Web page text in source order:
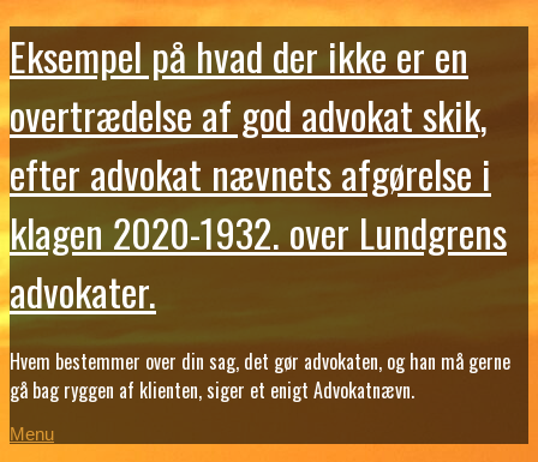
Eksempel på hvad der ikke er en
overtrædelse af god advokat skik,
efter advokat nævnets afgørelse i
klagen 2020-1932. over Lundgrens
advokater.
Hvem bestemmer over din sag, det gør advokaten, og han må gerne
gå bag ryggen af klienten, siger et enigt Advokatnævn.
Menu